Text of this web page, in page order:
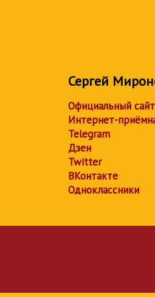
Сергей
Официальный сайт
Интернет-
Telegram
Дзен
Twitter
ВКонтакте
Одноклассники